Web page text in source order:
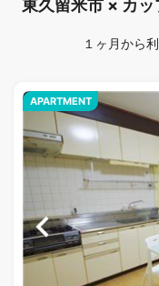
東久留米市 × カ
１ヶ月から
APARTMENT